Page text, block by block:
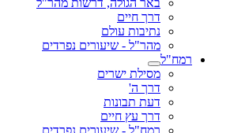
באר הגולה, דרשות מהר"ל
דרך חיים
נתיבות עולם
מהר"ל - שיעורים נפרדים
רמח"ל
מסילת ישרים
דרך ה'
דעת תבונות
דרך עץ חיים